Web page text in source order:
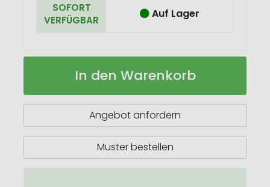
SOFORT
VERFÜGBAR
Auf Lager
Camilla
Wachstum
Auf
In den Warenkorb
Angebot anfordern
Muster bestellen